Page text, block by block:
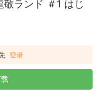
敬ランド ＃1 はじ
登录